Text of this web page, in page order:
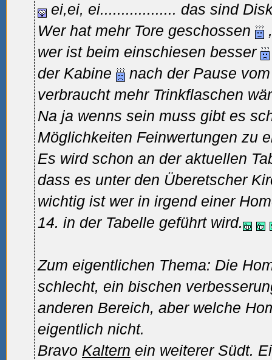
ei,ei, ei.................. das sind
Wer hat mehr Tore geschossen
wer ist beim einschiesen besser
der Kabine
nach der Pause
verbraucht mehr Trinkflaschen
Na ja wenns sein muss gibt es
Möglichkeiten Feinwertungen zu
Es wird schon an der aktuellen
dass es unter den Überetscher
wichtig ist wer in irgend einer
14. in der Tabelle geführt wird.
Zum eigentlichen Thema: Die
schlecht, ein bischen
anderen Bereich, aber welche
eigentlich nicht.
Bravo Kaltern ein weiterer Südt.